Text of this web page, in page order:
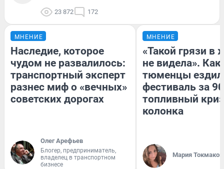
23 872 172
МНЕНИЕ
Наследие, которое
чудом не развалилось:
транспортный эксперт
разнес миф о «вечных»
советских дорогах
Олег Арефьев
Блогер, предприниматель,
владелец в транспортном
бизнесе
МНЕНИЕ
«Такой грязи в
не видела». Как
тюменцы
фестиваль за
топливный
колонка
Мария